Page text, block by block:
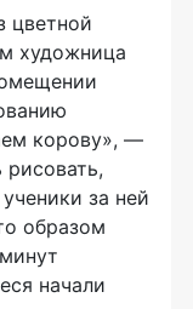
цветной
художница
корову», —
за ней
образом
начали